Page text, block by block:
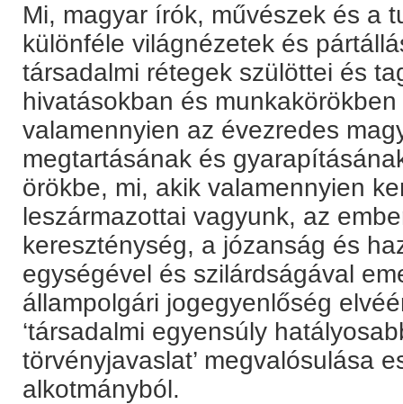
Mi, magyar írók, művészek és a
különféle világnézetek és
társadalmi rétegek szülöttei és
hivatásokban és
valamennyien az évezredes
megtartásának és
örökbe, mi, akik valamennyien
leszármazottai vagyunk, az
kereszténység, a józanság és
egységével és szilárdságával
állampolgári jogegyenlőség
‘társadalmi egyensúly
törvényjavaslat’ megvalósulása
alkotmányból.